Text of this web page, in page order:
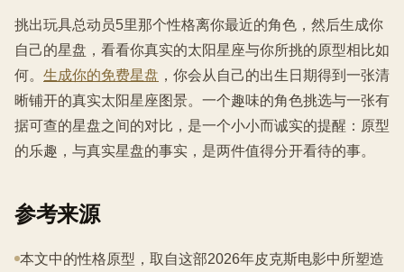
挑出玩具总动员5里那个性格离你最近的角色，然后生成你
自己的星盘，看看你真实的太阳星座与你所挑的原型相比如
何。 生成你的免费星盘 ，你会从自己的出生日期得到一张清
晰铺开的真实太阳星座图景。一个趣味的角色挑选与一张有
据可查的星盘之间的对比，是一个小小而诚实的提醒：原型
的乐趣，与真实星盘的事实，是两件值得分开看待的事。
参考来源
本文中的性格原型，取自这部2026年皮克斯电影中所塑造